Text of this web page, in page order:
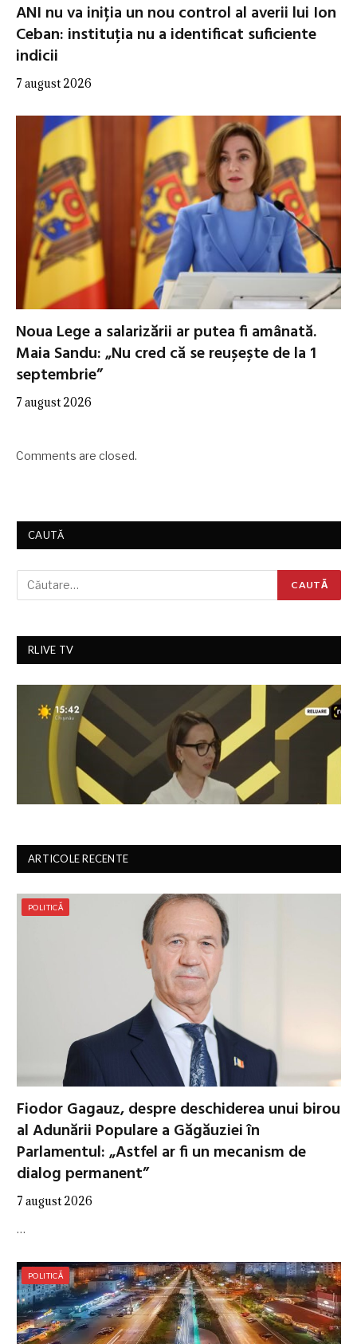
ANI nu va iniția un nou control al averii lui Ion
Ceban: instituția nu a identificat suficiente
indicii
7 august 2026
Noua Lege a salarizării ar putea fi amânată.
Maia Sandu: „Nu cred că se reușește de la 1
septembrie”
7 august 2026
Comments are closed.
CAUTĂ
RLIVE TV
ARTICOLE RECENTE
POLITICĂ
Fiodor Gagauz, despre deschiderea unui birou
al Adunării Populare a Găgăuziei în
Parlamentul: „Astfel ar fi un mecanism de
dialog permanent”
7 august 2026
…
POLITICĂ